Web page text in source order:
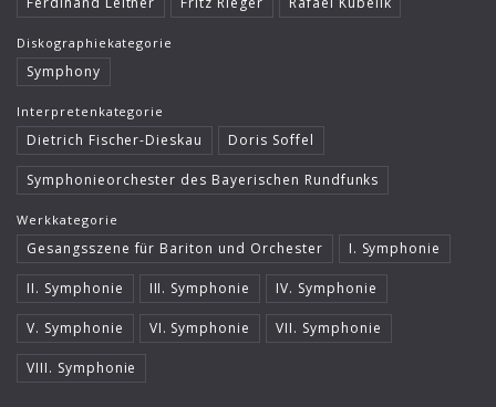
Diskographiekategorie
Symphony
Interpretenkategorie
Dietrich Fischer-Dieskau Doris Soffel
Symphonieorchester des Bayerischen Rundfunks
Werkkategorie
Gesangsszene für Bariton und Orchester I. Symphonie
II. Symphonie III. Symphonie IV. Symphonie
V. Symphonie VI. Symphonie VII. Symphonie
VIII. Symphonie